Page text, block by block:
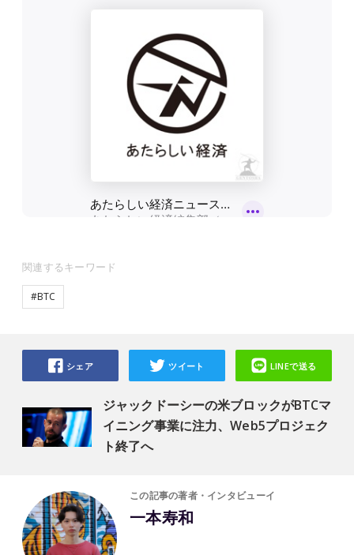
関連するキーワード
#BTC
ジャックドーシーの米ブロックがBTCマ
イニング事業に注力、Web5プロジェク
ト終了へ
シェア ツイート LINEで送る
この記事の著者・インタビューイ
一本寿和